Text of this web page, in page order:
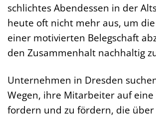
schlichtes Abendessen in der
heute oft nicht mehr aus, um
einer motivierten Belegschaft
den Zusammenhalt nachhaltig
Unternehmen in Dresden
Wegen, ihre Mitarbeiter auf eine
fordern und zu fördern, die über